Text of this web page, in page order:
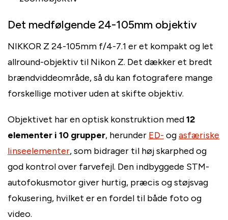
Det medfølgende 24-105mm objektiv
NIKKOR Z 24-105mm f/4-7.1 er et kompakt og let
allround-objektiv til Nikon Z. Det dækker et bredt
brændviddeområde, så du kan fotografere mange
forskellige motiver uden at skifte objektiv.
Objektivet har en optisk konstruktion med12
elementer i 10 grupper, herunder ED- ogasfæriske
linseelementer, som bidrager til høj skarphed og
god kontrol over farvefejl. Den indbyggede STM-
autofokusmotor giver hurtig, præcis og støjsvag
fokusering, hvilket er en fordel til både foto og
video.